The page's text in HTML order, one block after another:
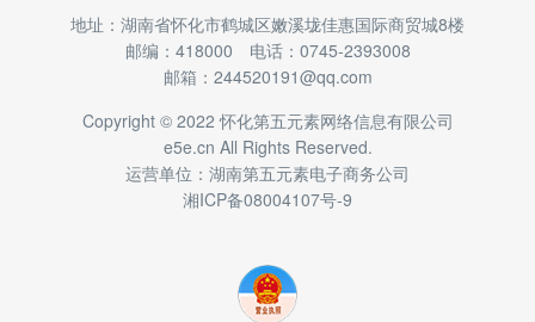
地址：湖南省怀化市鹤城区嫩溪垅佳惠国际商贸城8楼
邮编：418000 电话：0745-2393008
邮箱：244520191@qq.com
Copyright © 2022 怀化第五元素网络信息有限公司
e5e.cn All Rights Reserved.
运营单位：湖南第五元素电子商务公司
湘ICP备08004107号-9